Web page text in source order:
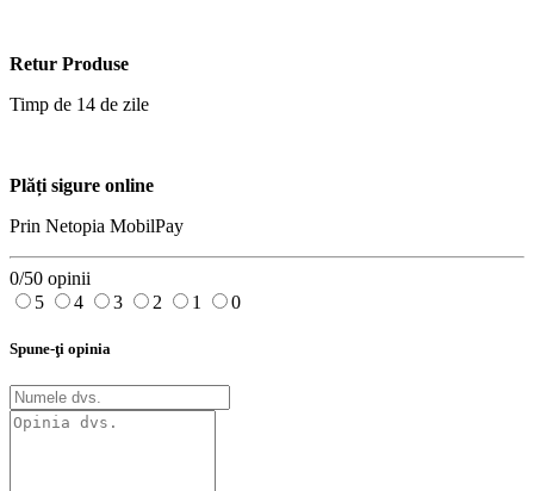
Retur Produse
Timp de 14 de zile
Plăți sigure online
Prin Netopia MobilPay
0/50 opinii
5
4 3 2 1 0
Spune-ţi opinia